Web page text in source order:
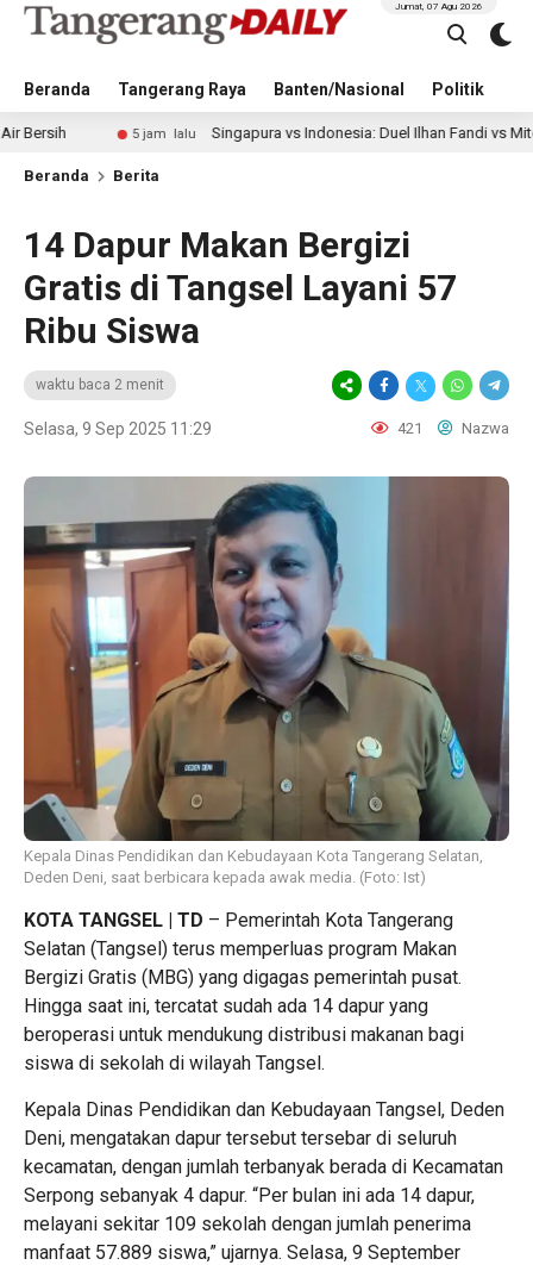
Beranda Tangerang Raya Banten/Nasional Politik
Jumat, 07 Agu 2026
5 jam lalu Singapura vs Indonesia: Duel Ilhan Fandi vs Mitchell Baker
Beranda Berita
14 Dapur Makan Bergizi
Gratis di Tangsel Layani 57
Ribu Siswa
waktu baca 2 menit
Selasa, 9 Sep 2025 11:29 421 Nazwa
Kepala Dinas Pendidikan dan Kebudayaan Kota Tangerang Selatan,
Deden Deni, saat berbicara kepada awak media. (Foto: Ist)
KOTA TANGSEL | TD – Pemerintah Kota Tangerang
Selatan (Tangsel) terus memperluas program Makan
Bergizi Gratis (MBG) yang digagas pemerintah pusat.
Hingga saat ini, tercatat sudah ada 14 dapur yang
beroperasi untuk mendukung distribusi makanan bagi
siswa di sekolah di wilayah Tangsel.
Kepala Dinas Pendidikan dan Kebudayaan Tangsel, Deden
Deni, mengatakan dapur tersebut tersebar di seluruh
kecamatan, dengan jumlah terbanyak berada di Kecamatan
Serpong sebanyak 4 dapur. “Per bulan ini ada 14 dapur,
melayani sekitar 109 sekolah dengan jumlah penerima
manfaat 57.889 siswa,” ujarnya. Selasa, 9 September